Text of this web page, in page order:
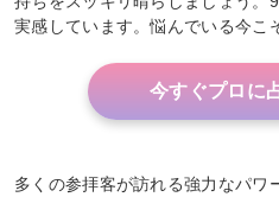
実感しています。悩んでいる今こ
今すぐプロに
多くの参拝客が訪れる強力なパワ